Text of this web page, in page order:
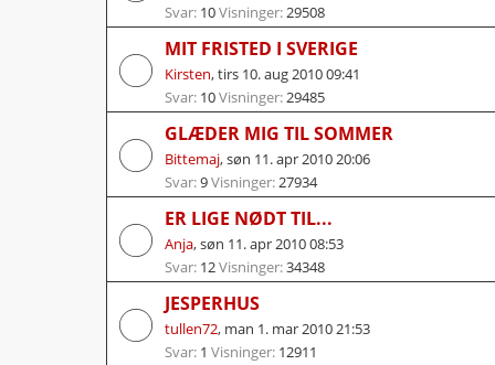
Svar: 10Visninger:29508
MIT FRISTED I SVERIGE
Kirsten,tirs 10. aug 2010 09:41
Svar: 10Visninger:29485
GLÆDER MIG TIL SOMMER
Bittemaj,søn 11. apr 2010 20:06
Svar:9Visninger:27934
ER LIGE NØDT TIL...
Anja,søn 11. apr 2010 08:53
Svar: 12Visninger:34348
JESPERHUS
tullen72, man 1. mar 2010 21:53
Svar: 1 Visninger: 12911